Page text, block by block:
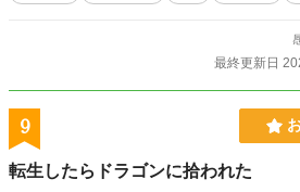
最終更新日
9
転生したらドラゴンに拾われた